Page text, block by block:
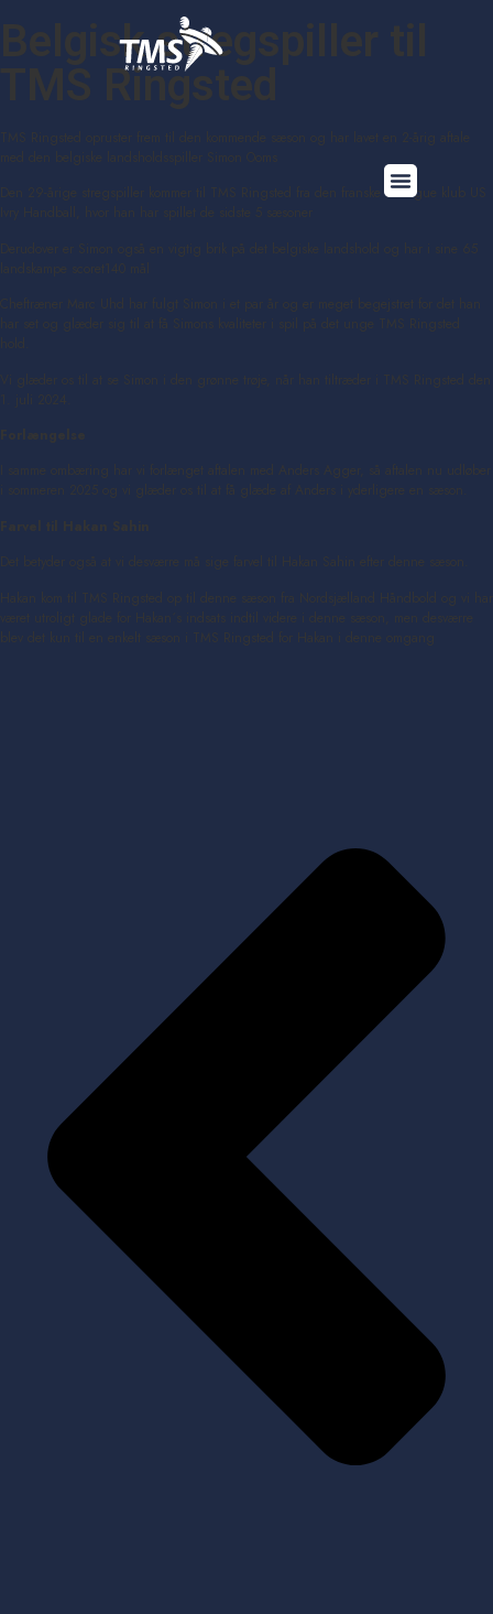
Belgisk stregspiller til
TMS Ringsted
Den 29-årige stregspiller kommer til TMS Ringsted fra den franske Starligue klub US